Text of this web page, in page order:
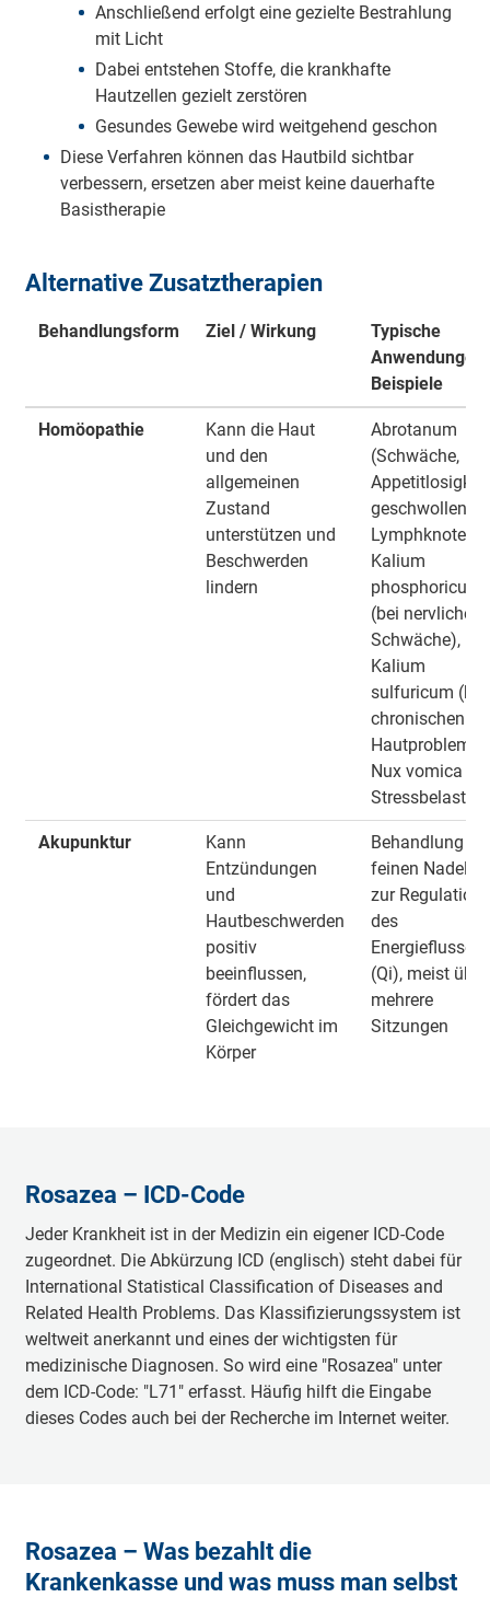
Anschließend erfolgt eine gezielte Bestrahlung
mit Licht
Dabei entstehen Stoffe, die krankhafte
Hautzellen gezielt zerstören
Gesundes Gewebe wird weitgehend geschon
Diese Verfahren können das Hautbild sichtbar
verbessern, ersetzen aber meist keine dauerhafte
Basistherapie
Alternative Zusatztherapien
Behandlungsform Ziel / Wirkung
Typische
Anwendungen
Beispiele
Homöopathie
Kann die Haut
und den
allgemeinen
Zustand
unterstützen und
Beschwerden
lindern
Abrotanum
(Schwäche,
geschwollene
Lymphknoten),
Kalium
phosphoricum
(bei nervlicher
Schwäche),
Kalium
sulfuricum (bei
chronischen
Nux vomica
Akupunktur
Kann
Entzündungen
und
Hautbeschwerden
positiv
beeinflussen,
fördert das
Gleichgewicht im
Körper
Behandlung
feinen Nadeln
zur Regulation
des
Energieflusses
(Qi), meist über
mehrere
Sitzungen
Rosazea – ICD-Code
Jeder Krankheit ist in der Medizin ein eigener ICD-Code
zugeordnet. Die Abkürzung ICD (englisch) steht dabei für
International Statistical Classification of Diseases and
Related Health Problems. Das Klassifizierungssystem ist
weltweit anerkannt und eines der wichtigsten für
medizinische Diagnosen. So wird eine "Rosazea" unter
dem ICD-Code: "L71" erfasst. Häufig hilft die Eingabe
dieses Codes auch bei der Recherche im Internet weiter.
Rosazea – Was bezahlt die
Krankenkasse und was muss man selbst